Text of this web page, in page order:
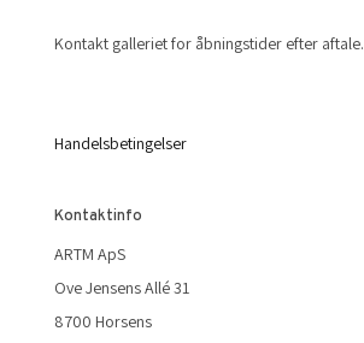
Kontakt galleriet for åbningstider efter aftale.
Handelsbetingelser
Kontaktinfo
ARTM ApS
Ove Jensens Allé 31
8700 Horsens